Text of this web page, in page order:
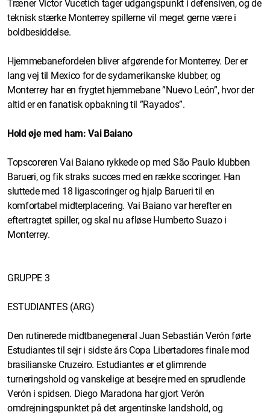
Træner Victor Vucetich tager udgangspunkt i defensiven, og de
teknisk stærke Monterrey spillerne vil meget gerne være i
boldbesiddelse.
Hjemmebanefordelen bliver afgørende for Monterrey. Der er
lang vej til Mexico for de sydamerikanske klubber, og
Monterrey har en frygtet hjemmebane ”Nuevo León”, hvor der
altid er en fanatisk opbakning til ”Rayados”.
Hold øje med ham: Vai Baiano
Topscoreren Vai Baiano rykkede op med São Paulo klubben
Barueri, og fik straks succes med en række scoringer. Han
sluttede med 18 ligascoringer og hjalp Barueri til en
komfortabel midterplacering. Vai Baiano var herefter en
eftertragtet spiller, og skal nu afløse Humberto Suazo i
Monterrey.
GRUPPE 3
ESTUDIANTES (ARG)
Den rutinerede midtbanegeneral Juan Sebastián Verón førte
Estudiantes til sejr i sidste års Copa Libertadores finale mod
brasilianske Cruzeiro. Estudiantes er et glimrende
turneringshold og vanskelige at besejre med en sprudlende
Verón i spidsen. Diego Maradona har gjort Verón
omdrejningspunktet på det argentinske landshold, og